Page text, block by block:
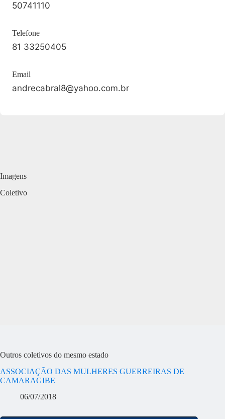
50741110
Telefone
81 33250405
Email
andrecabral8@yahoo.com.br
Imagens
Coletivo
Outros coletivos do mesmo estado
ASSOCIAÇÃO DAS MULHERES GUERREIRAS DE
CAMARAGIBE
06/07/2018